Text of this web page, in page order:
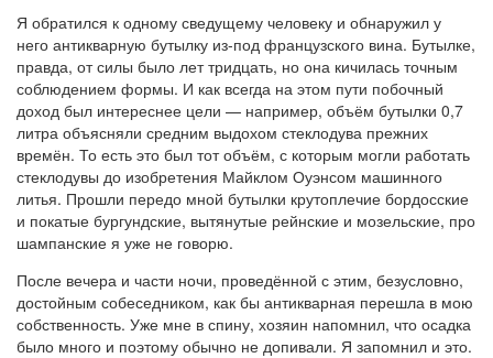
Я обратился к одному сведущему человеку и обнаружил у
него антикварную бутылку из-под французского вина. Бутылке,
правда, от силы было лет тридцать, но она кичилась точным
соблюдением формы. И как всегда на этом пути побочный
доход был интереснее цели — например, объём бутылки 0,7
литра объясняли средним выдохом стеклодува прежних
времён. То есть это был тот объём, с которым могли работать
стеклодувы до изобретения Майклом Оуэнсом машинного
литья. Прошли передо мной бутылки крутоплечие бордосские
и покатые бургундские, вытянутые рейнские и мозельские, про
шампанские я уже не говорю.
После вечера и части ночи, проведённой с этим, безусловно,
достойным собеседником, как бы антикварная перешла в мою
собственность. Уже мне в спину, хозяин напомнил, что осадка
было много и поэтому обычно не допивали. Я запомнил и это.